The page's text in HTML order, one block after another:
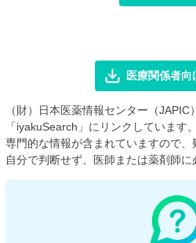
医療関係者向
（財）日本医薬情報センター（JAPIC
「iyakuSearch」にリンクしています。
専門的な情報が含まれていますので、
自分で判断せず、医師または薬剤師に